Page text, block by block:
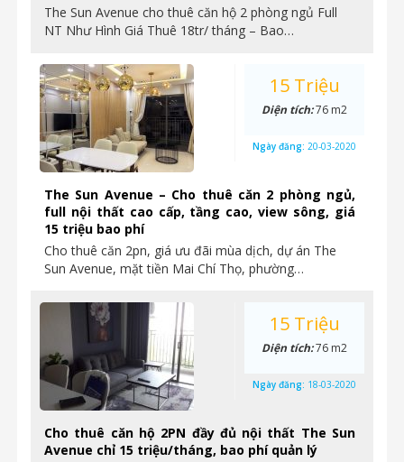
The Sun Avenue cho thuê căn hộ 2 phòng ngủ Full
NT Như Hình Giá Thuê 18tr/ tháng – Bao…
The Sun Avenue – Cho thuê căn 2 phòng ngủ,
full nội thất cao cấp, tầng cao, view sông, giá
15 triệu bao phí
Cho thuê căn 2pn, giá ưu đãi mùa dịch, dự án The
Sun Avenue, mặt tiền Mai Chí Thọ, phường…
15 Triệu
Diện tích:76 m2
Ngày đăng: 20-03-2020
Cho thuê căn hộ 2PN đầy đủ nội thất The Sun
Avenue chỉ 15 triệu/tháng, bao phí quản lý
15 Triệu
Diện tích:76 m2
Ngày đăng: 18-03-2020